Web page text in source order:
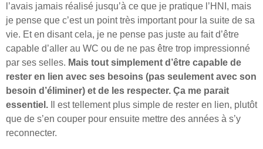
l’avais jamais réalisé jusqu’à ce que je pratique l’HNI, mais
je pense que c’est un point très important pour la suite de sa
vie. Et en disant cela, je ne pense pas juste au fait d’être
capable d’aller au WC ou de ne pas être trop impressionné
par ses selles. Mais tout simplement d’être capable de
rester en lien avec ses besoins (pas seulement avec son
besoin d’éliminer) et de les respecter. Ça me parait
essentiel. Il est tellement plus simple de rester en lien, plutôt
que de s’en couper pour ensuite mettre des années à s’y
reconnecter.